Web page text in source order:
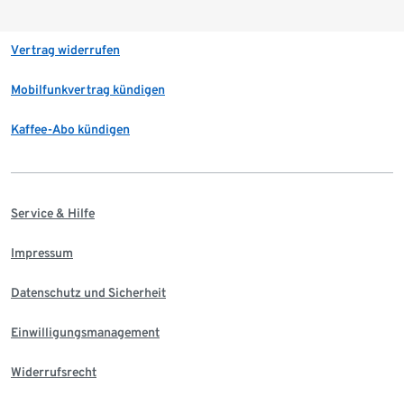
Vertrag widerrufen
Mobilfunkvertrag kündigen
Kaffee-Abo kündigen
Service & Hilfe
Impressum
Datenschutz und Sicherheit
Einwilligungsmanagement
Widerrufsrecht